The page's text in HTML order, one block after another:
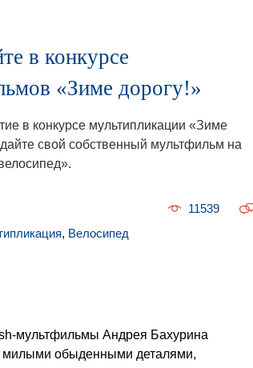
в конкурсе
«Зиме дорогу!»
в конкурсе мультипликации «Зиме
свой собственный мультфильм на
11539
, Велосипед
мультфильмы Андрея Бахурина
обыденными деталями,